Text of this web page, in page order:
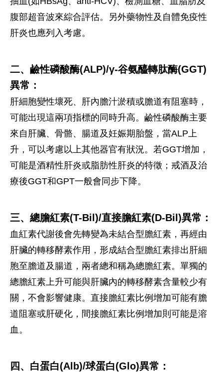
腹部超音波來綜合評估。另外藥物性及自體免疫性
肝炎也應列入考慮。
二、鹼性磷酸酶(ALP)/γ-谷氨醯轉肽酶(GGT)
異常：
肝細胞變性壞死、肝內膽汁淤積或膽道有阻塞時，
可能出現這兩項指標的同時升高。鹼性磷酸酶主要
來自肝臟、骨骼、腸道及妊娠期胎盤，當ALP上
升，可以考慮以上其他器官有狀況。若GGT增加，
可能是酒精性肝炎或脂肪性肝炎的特徵；戒酒及治
療後GGT和GPT一般會同步下降。
三、總膽紅素(T-Bil)/直接膽紅素(D-Bil)異常：
血紅素代謝後會先轉變為未結合型膽紅素，再經由
肝臟的轉移酵素作用，形成結合型膽紅素排出肝細
胞至膽道及腸道，兩者總和稱為總膽紅素。單獨的
總膽紅素上升可能與肝臟內的轉移酵素含量較少有
關，不會影響健康。直接膽紅素比例增加可能有膽
道阻塞或肝硬化，間接膽紅素比例增加則可能是溶
血。
四、白蛋白(Alb)/球蛋白(Glo)異常：